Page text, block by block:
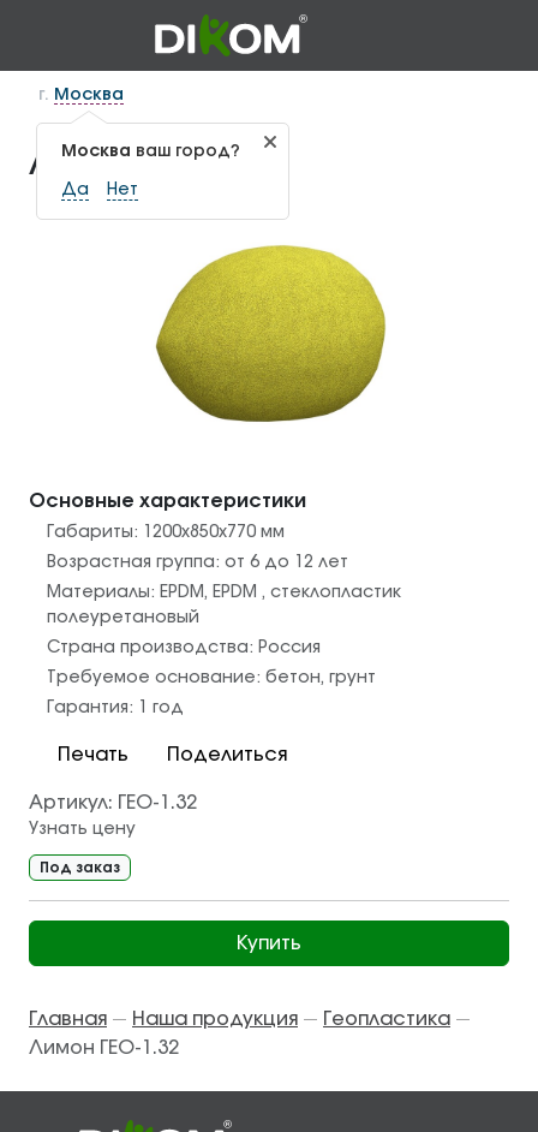
г. Москва
Москва ваш город?
Да Нет
Лимон ГЕО-1.32
Основные характеристики
Габариты: 1200х850х770 мм
Возрастная группа: от 6 до 12 лет
Материалы: EPDM, EPDM , стеклопластик
полеуретановый
Страна производства: Россия
Требуемое основание: бетон, грунт
Гарантия:
1 год
Печать Поделиться
Артикул: ГЕО-1.32
Узнать цену
Под заказ
Купить
Главная — Наша продукция — Геопластика —
Лимон ГЕО-1.32